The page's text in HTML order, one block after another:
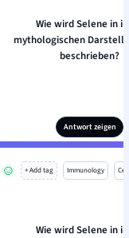
Wie wird Selene in
mythologischen
beschrieben?
Antwort zeigen
+ Add tag Immunology
Wie wird Selene in